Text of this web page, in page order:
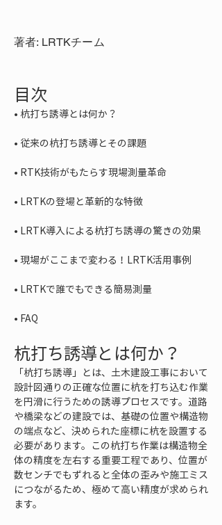
著者: LRTKチーム
目次
•
•
•
•
•
•
•
• FAQ
杭打ち誘導とは何か？
「杭打ち誘導」とは、土木建設工事において
設計図通りの正確な位置に杭を打ち込む作業
を円滑に行うための誘導プロセスです。道路
や橋梁などの建設では、基礎の位置や構造物
の端点など、決められた座標に杭を設置する
必要があります。この杭打ち作業は構造物全
体の精度を左右する重要工程であり、位置が
数センチでもずれると全体の歪みや施工ミス
につながるため、極めて高い精度が求められ
ます。